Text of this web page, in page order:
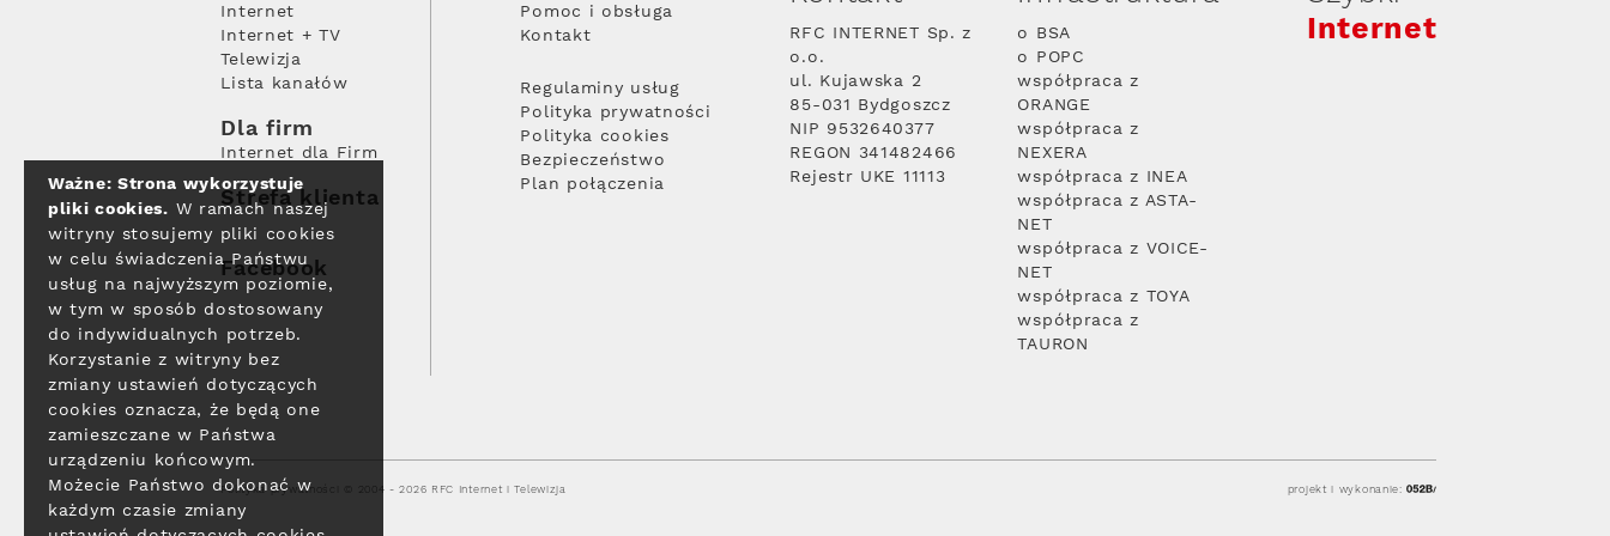
Internet
Internet + TV
Telewizja
Lista kanałów
Dla firm
Internet dla Firm
Strefa klienta
Facebook
Pomoc i obsługa
Kontakt
Regulaminy usług
Polityka prywatności
Polityka cookies
Bezpieczeństwo
Plan połączenia
RFC INTERNET Sp. z
o.o.
ul. Kujawska 2
85-031 Bydgoszcz
NIP 9532640377
REGON 341482466
Rejestr UKE 11113
o BSA
o POPC
współpraca z
ORANGE
współpraca z
NEXERA
współpraca z INEA
współpraca z ASTA-
NET
współpraca z VOICE-
NET
współpraca z TOYA
współpraca z
TAURON
Internet
Polityka prywatności © 2004 - 2026 RFC Internet i Telewizja projekt i wykonanie:
Ważne: Strona wykorzystuje
pliki cookies. W ramach naszej
witryny stosujemy pliki cookies
w celu świadczenia Państwu
usług na najwyższym poziomie,
w tym w sposób dostosowany
do indywidualnych potrzeb.
Korzystanie z witryny bez
zmiany ustawień dotyczących
cookies oznacza, że będą one
zamieszczane w Państwa
urządzeniu końcowym.
Możecie Państwo dokonać w
każdym czasie zmiany